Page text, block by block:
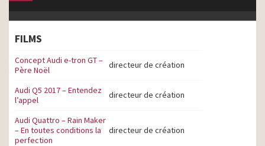
FILMS
Concept Audi e-tron GT –
Père Noël
directeur de création
Audi Q5 2017 – Entendez
l’appel
directeur de création
Audi Quattro – Rain Maker
– En toutes conditions la
perfection
directeur de création